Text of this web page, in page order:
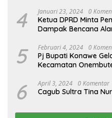
4 Januari 23, 2024 0
Ketua DPRD Minta
Dampak Bencana
5 Februari 4, 2024 0
Pj Bupati Konawe
Kecamatan
6 April 3, 2024 0 Komentar
Cagub Sultra Tina